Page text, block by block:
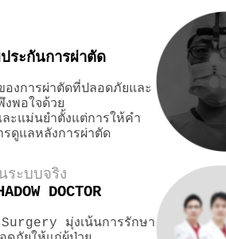
ระกันการผ่าตัด
องการผ่าตัดที่ปลอดภัยและ
งพอใจด้วย
ะแม่นยำตั้งแต่การให้คำ
ดูแลหลังการผ่าตัด
ะบบจริง
DOCTOR
มุ่งเน้นการรักษา